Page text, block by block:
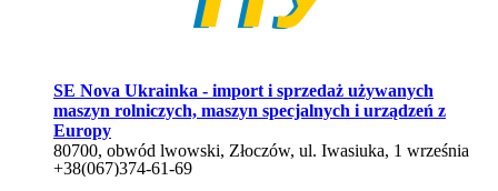
SE Nova Ukrainka - import i sprzedaż używanych
maszyn rolniczych, maszyn specjalnych i urządzeń z
Europy
80700, obwód lwowski, Złoczów, ul. Iwasiuka, 1 września
+38(067)374-61-69